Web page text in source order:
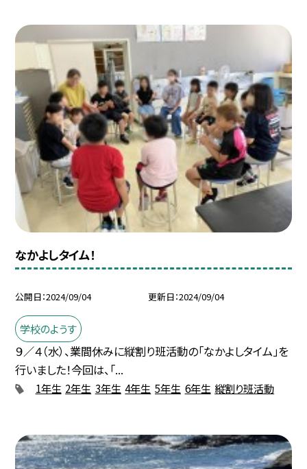
なかよしタイム！
公開日 2024/09/04 更新日 2024/09/04
学校のようす
９／４（水）、業間休みに縦割り班活動の「なかよしタイム」を
行いました！今回は、「...
1年生 2年生 3年生 4年生 5年生 6年生 縦割り班活動